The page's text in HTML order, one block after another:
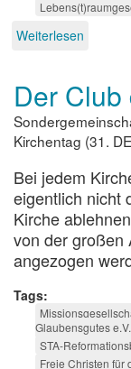
Weiterlesen
der
Kirchen
Der
Kirchentag (31.
Bei jedem
eigentlich nicht
Kirche
von der großen
angezogen
Tags
Glaubensgutes
STA-
Freie Christen für